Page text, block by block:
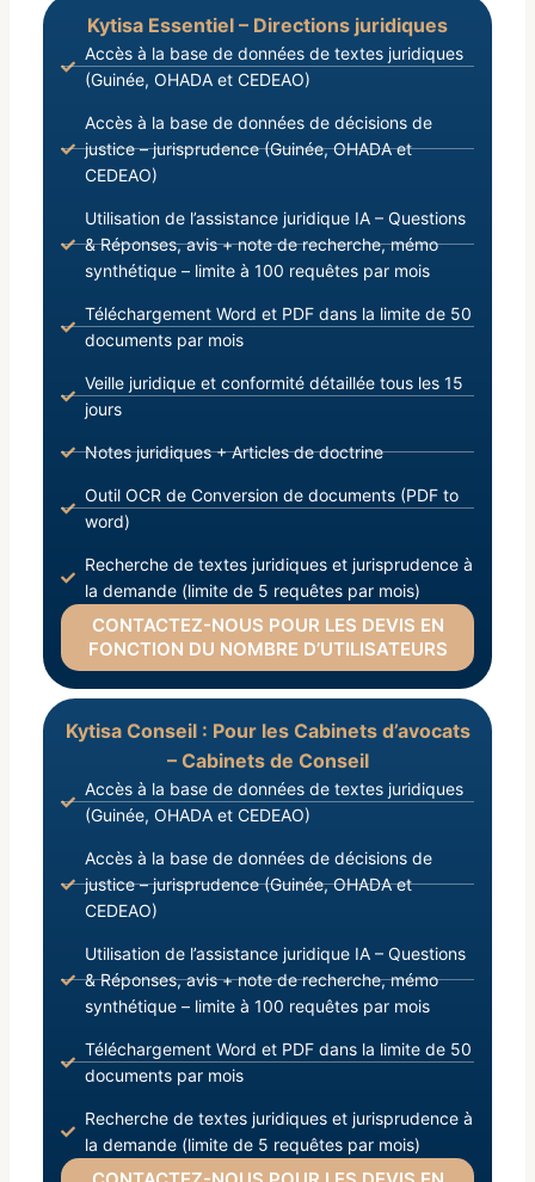
Kytisa Essentiel – Directions juridiques
Accès à la base de données de textes juridiques
(Guinée, OHADA et CEDEAO)
Accès à la base de données de décisions de
justice – jurisprudence (Guinée, OHADA et
CEDEAO)
Utilisation de l’assistance juridique IA – Questions
& Réponses, avis + note de recherche, mémo
synthétique – limite à 100 requêtes par mois
Téléchargement Word et PDF dans la limite de 50
documents par mois
Veille juridique et conformité détaillée tous les 15
jours
Notes juridiques + Articles de doctrine
Outil OCR de Conversion de documents (PDF to
word)
Recherche de textes juridiques et jurisprudence à
la demande (limite de 5 requêtes par mois)
CONTACTEZ-NOUS POUR LES DEVIS EN
FONCTION DU NOMBRE D’UTILISATEURS
Kytisa Conseil : Pour les Cabinets d’avocats
– Cabinets de Conseil
Accès à la base de données de textes juridiques
(Guinée, OHADA et CEDEAO)
Accès à la base de données de décisions de
justice – jurisprudence (Guinée, OHADA et
CEDEAO)
Utilisation de l’assistance juridique IA – Questions
& Réponses, avis + note de recherche, mémo
synthétique – limite à 100 requêtes par mois
Téléchargement Word et PDF dans la limite de 50
documents par mois
Recherche de textes juridiques et jurisprudence à
la demande (limite de 5 requêtes par mois)